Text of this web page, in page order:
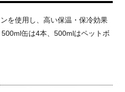
を使用し、高い保温・保冷効果
缶は4本、500mlはペットボ